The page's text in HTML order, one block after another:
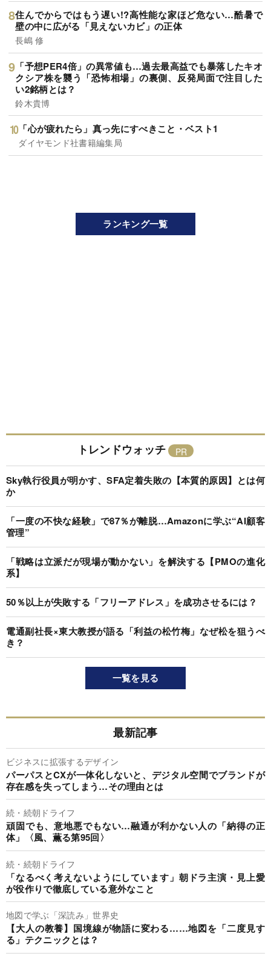
住んでからではもう遅い!?高性能な家ほど危ない…酷暑で
壁の中に広がる「見えないカビ」の正体
長嶋 修
「予想PER4倍」の異常値も…過去最高益でも暴落したキオ
クシア株を襲う「恐怖相場」の裏側、反発局面で注目した
い2銘柄とは？
鈴木貴博
「心が疲れたら」真っ先にすべきこと・ベスト1
ダイヤモンド社書籍編集局
ランキング一覧
トレンドウォッチ
Sky執行役員が明かす、SFA定着失敗の【本質的原因】とは何
か
「一度の不快な経験」で87％が離脱…Amazonに学ぶ“AI顧客
管理”
「戦略は立派だが現場が動かない」を解決する【PMOの進化
系】
50％以上が失敗する「フリーアドレス」を成功させるには？
電通副社長×東大教授が語る「利益の松竹梅」なぜ松を狙うべ
き？
一覧を見る
最新記事
ビジネスに拡張するデザイン
パーパスとCXが一体化しないと、デジタル空間でブランドが
存在感を失ってしまう…その理由とは
続・続朝ドライフ
頑固でも、意地悪でもない…融通が利かない人の「納得の正
体」〈風、薫る第95回〉
続・続朝ドライフ
「なるべく考えないようにしています」朝ドラ主演・見上愛
が役作りで徹底している意外なこと
地図で学ぶ「深読み」世界史
【大人の教養】国境線が物語に変わる……地図を「二度見す
る」テクニックとは？